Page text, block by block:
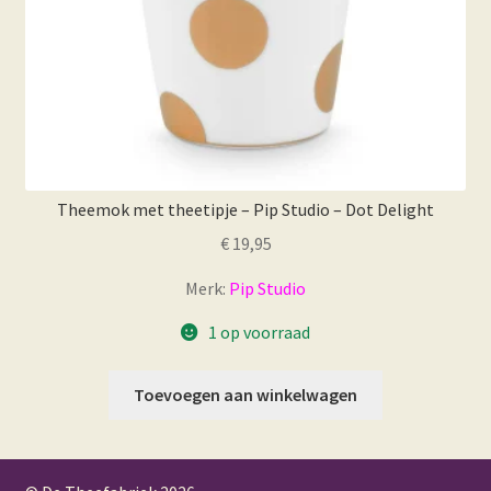
Theemok met theetipje – Pip Studio – Dot Delight
€19,95
Merk: Pip Studio
1 op voorraad
Toevoegen aan winkelwagen